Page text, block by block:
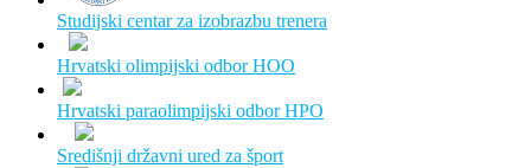
Studijski centar za izobrazbu trenera
Hrvatski olimpijski odbor HOO
Hrvatski paraolimpijski odbor HPO
Središnji državni ured za šport